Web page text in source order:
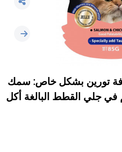
تورين بشكل خاص: سمك
والدجاج 85 غم في جلي القطط البالغة أكل